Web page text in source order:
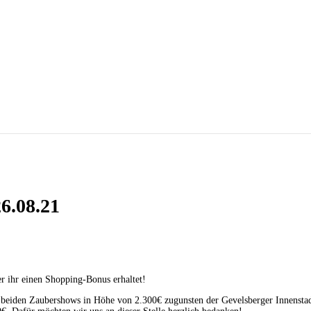
ihr einen Shopping-Bonus erhaltet!
Zaubershows in Höhe von 2.300€ zugunsten der Gevelsberger